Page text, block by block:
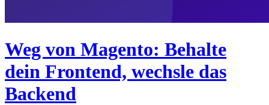
Weg von Magento: Behalte
dein Frontend, wechsle das
Backend